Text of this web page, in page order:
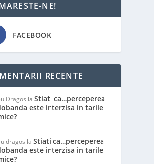
NE!
FACEBOOK
RECENTE
Dragos laStiati ca…perceperea
este interzisa in tarile
dragos laStiati ca…perceperea
este interzisa in tarile